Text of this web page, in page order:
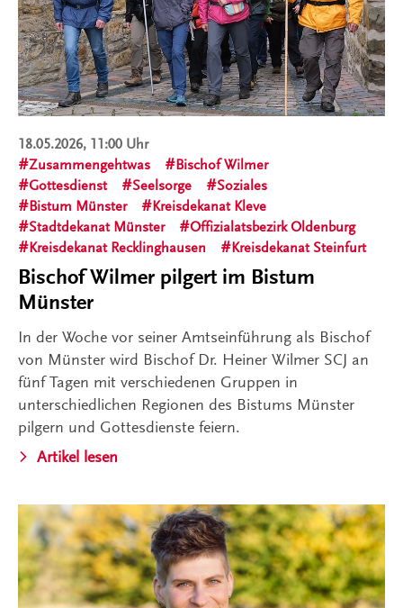
18.05.2026, 11:00 Uhr
Zusammengehtwas
Bischof Wilmer
Gottesdienst
Seelsorge
Soziales
Bistum Münster
Kreisdekanat Kleve
Stadtdekanat Münster
Offizialatsbezirk Oldenburg
Kreisdekanat Recklinghausen
Kreisdekanat Steinfurt
Bischof Wilmer pilgert im Bistum
Münster
In der Woche vor seiner Amtseinführung als Bischof
von Münster wird Bischof Dr. Heiner Wilmer SCJ an
fünf Tagen mit verschiedenen Gruppen in
unterschiedlichen Regionen des Bistums Münster
pilgern und Gottesdienste feiern.
Artikel lesen